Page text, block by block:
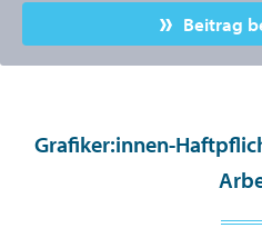
Beitrag
Grafiker:innen-